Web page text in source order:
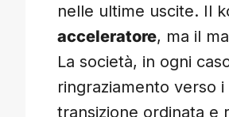
nelle ultime uscite. Il
acceleratore, ma il
La società, in ogni
ringraziamento verso
transizione ordinata e